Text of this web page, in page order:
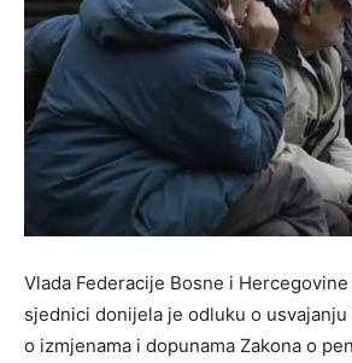
Vlada Federacije Bosne i
sjednici donijela je odluku o
o izmjenama i dopunama Zakona o